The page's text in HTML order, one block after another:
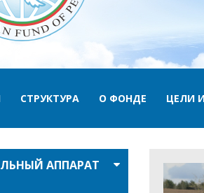
СТРУКТУРА О ФОНДЕ ЦЕЛИ
АППАРАТ